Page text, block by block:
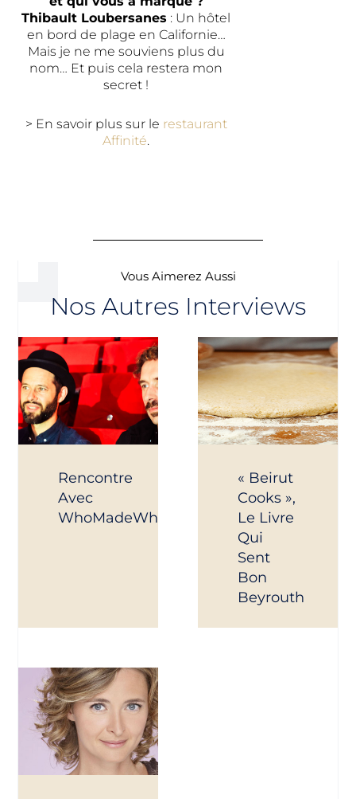
Thibault Loubersanes : Un hôtel
en bord de plage en Californie…
Mais je ne me souviens plus du
nom… Et puis cela restera mon
secret !
> En savoir plus sur le restaurant
Affinité.
Vous Aimerez Aussi
Nos Autres Interviews
Rencontre
Avec
WhoMadeWho
« Beirut
Cooks »,
Le Livre
Qui
Sent
Bon
Beyrouth